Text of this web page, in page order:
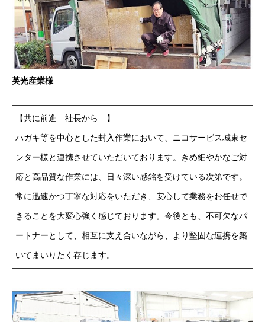
英光産業様
【共に前進―社長から―】
ハガキ等を中心とした封入作業において、ニコサービス城東セ
ンター様と連携させていただいております。きめ細やかなご対
応と高品質な作業には、日々深い感銘を受けている次第です。
常に迅速かつ丁寧な対応をいただき、安心して業務をお任せで
きることを大変心強く感じております。今後とも、不可欠なパ
ートナーとして、相互に支え合いながら、より堅固な連携を築
いてまいりたく存じます。